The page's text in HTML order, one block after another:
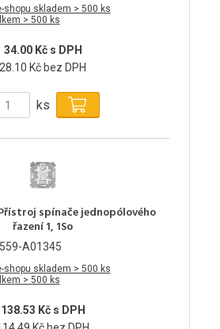
shopu skladem > 500 ks
> 500 ks
34.00 Kč s DPH
28.10 Kč bez DPH
ks
spínače jednopólového
řazení 1, 1So
A01345
shopu skladem > 500 ks
> 500 ks
138.53 Kč s DPH